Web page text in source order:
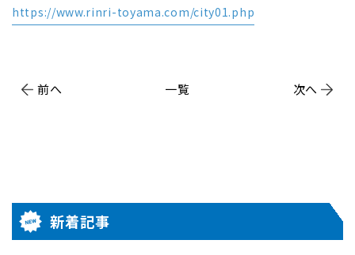
https://www.rinri-toyama.com/city01.php
前へ 一覧 次へ
新着記事